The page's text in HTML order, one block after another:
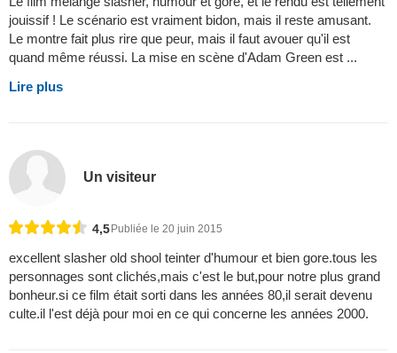
jouissif ! Le scénario est vraiment bidon, mais il reste amusant.
Le montre fait plus rire que peur, mais il faut avouer qu'il est
quand même réussi. La mise en scène d'Adam Green est ...
Lire plus
Un visiteur
4,5 Publiée le 20 juin 2015
excellent slasher old shool teinter d'humour et bien gore.tous les
personnages sont clichés,mais c'est le but,pour notre plus grand
bonheur.si ce film était sorti dans les années 80,il serait devenu
culte.il l'est déjà pour moi en ce qui concerne les années 2000.